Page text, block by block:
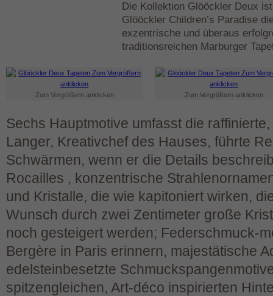
Die Kollektion Glööckler Deux
Glööckler Children’s Paradise
exzentrische und überaus
traditionsreichen Marburger
Zum Vergrößern anklicken Zum Vergrößern anklicken
Sechs Hauptmotive umfasst die
Langer, Kreativchef des Hauses, führte
Schwärmen, wenn er die Details
Rocailles , konzentrische
und Kristalle, die wie kapitoniert wirken,
Wunsch durch zwei Zentimeter große
noch gesteigert werden; Federschmuck-
Bergère in Paris erinnern, majestätische
edelsteinbesetzte
spitzengleichen, Art-déco inspirierten